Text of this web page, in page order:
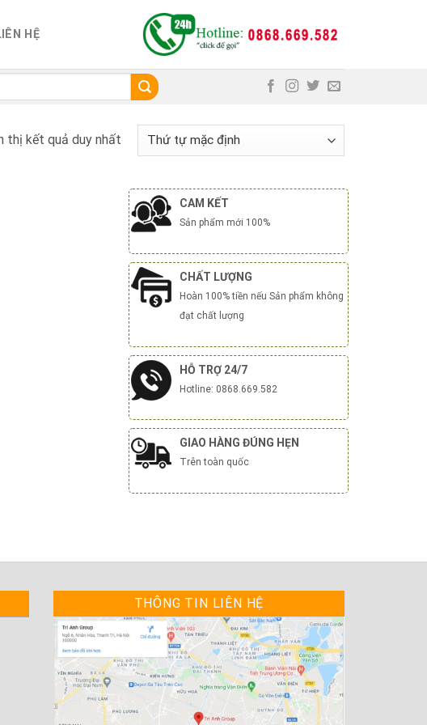
HỆ
thị kết quả duy nhất
CAM KẾT
Sản phẩm mới 100%
CHẤT LƯỢNG
Hoàn 100% tiền nếu Sản phẩm không
đạt chất lượng
HỖ TRỢ 24/7
Hotline: 0868.669.582
GIAO HÀNG ĐÚNG HẸN
Trên toàn quốc
THÔNG TIN LIÊN HỆ